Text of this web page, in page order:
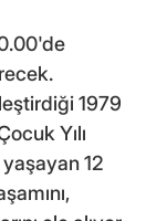
1979
Yılı
12